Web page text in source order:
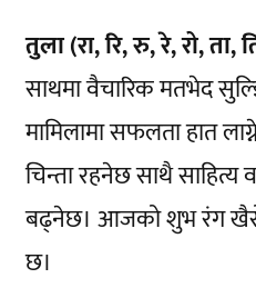
तुला (रा, रि, रु, रे, रो, ता,
साथमा वैचारिक मतभेद
मामिलामा सफलता हात
चिन्ता रहनेछ साथै साहित्य
बढ्नेछ। आजको शुभ रंग
छ।